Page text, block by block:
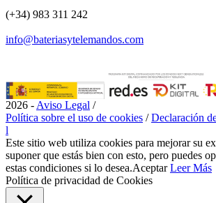
(+34) 983 311 242
info@bateriasytelemandos.com
2026 - Aviso Legal /
Política sobre el uso de cookies /Declaración
l
Este sitio web utiliza cookies para mejorar su
suponer que estás bien con esto, pero puedes
estas condiciones si lo desea.Aceptar Leer Más
Política de privacidad de Cookies